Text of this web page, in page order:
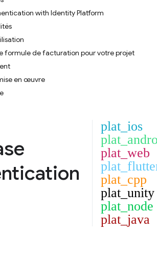
with Identity Platform
formule de facturation pour votre projet
en œuvre
plat_ios
plat_web
plat_cpp
plat_unity
plat_node
plat_java